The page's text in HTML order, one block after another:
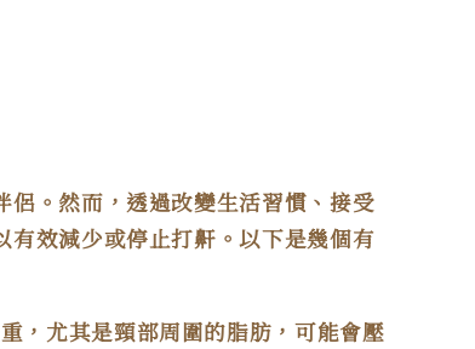
。然而，透過改變生活習慣、接受
效減少或停止打鼾。以下是幾個有
，尤其是頸部周圍的脂肪，可能會壓